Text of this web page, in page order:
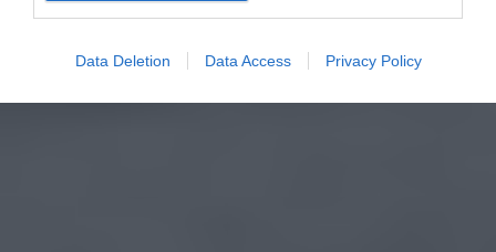
Data Deletion Data Access Privacy Policy